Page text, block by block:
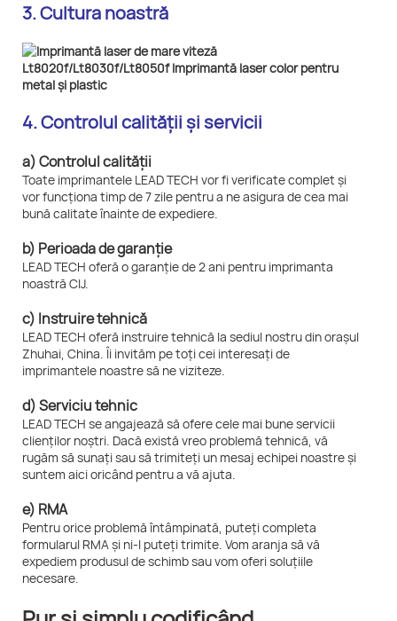
3. Cultura noastră
4. Controlul calității și servicii
a) Controlul calității
Toate imprimantele LEAD TECH vor fi verificate complet și
vor funcționa timp de 7 zile pentru a ne asigura de cea mai
bună calitate înainte de expediere.
b) Perioada de garanție
LEAD TECH oferă o garanție de 2 ani pentru imprimanta
noastră CIJ.
c) Instruire tehnică
LEAD TECH oferă instruire tehnică la sediul nostru din orașul
Zhuhai, China. Îi invităm pe toți cei interesați de
imprimantele noastre să ne viziteze.
d) Serviciu tehnic
LEAD TECH se angajează să ofere cele mai bune servicii
clienților noștri. Dacă există vreo problemă tehnică, vă
rugăm să sunați sau să trimiteți un mesaj echipei noastre și
suntem aici oricând pentru a vă ajuta.
e) RMA
Pentru orice problemă întâmpinată, puteți completa
formularul RMA și ni-l puteți trimite. Vom aranja să vă
expediem produsul de schimb sau vom oferi soluțiile
necesare.